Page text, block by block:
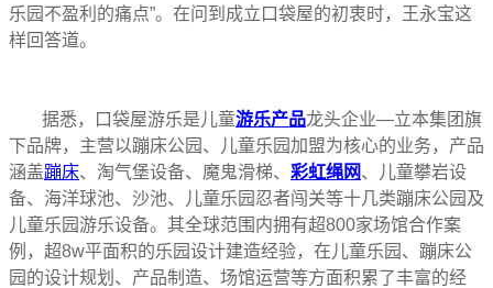
乐园不盈利的痛点”。在问到成立口袋屋的初衷时，王永宝这
样回答道。
据悉，口袋屋游乐是儿童游乐产品龙头企业—立本集团旗
下品牌，主营以蹦床公园、儿童乐园加盟为核心的业务，产品
涵盖蹦床、淘气堡设备、魔鬼滑梯、 彩虹绳网、儿童攀岩设
备、海洋球池、沙池、儿童乐园忍者闯关等十几类蹦床公园及
儿童乐园游乐设备。其全球范围内拥有超800家场馆合作案
例，超8w平面积的乐园设计建造经验，在儿童乐园、蹦床公
园的设计规划、产品制造、场馆运营等方面积累了丰富的经